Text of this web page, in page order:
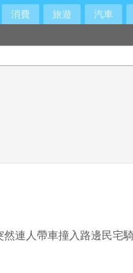
消費 旅遊 汽車
連人帶車撞入路邊民宅